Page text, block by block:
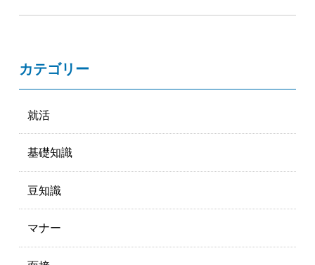
カテゴリー
就活
基礎知識
豆知識
マナー